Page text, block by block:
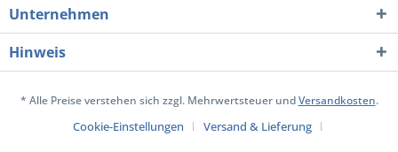
Unternehmen
Hinweis
* Alle Preise verstehen sich zzgl. Mehrwertsteuer undVersandkosten.
Cookie-Einstellungen
Versand & Lieferung